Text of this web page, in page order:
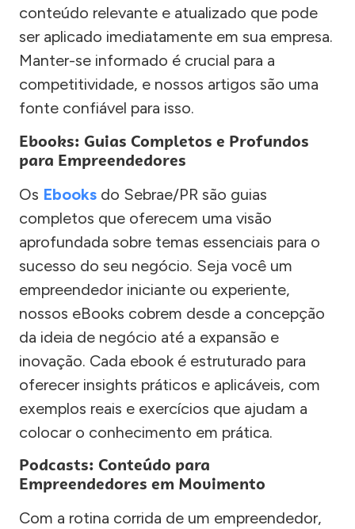
conteúdo relevante e atualizado que pode
ser aplicado imediatamente em sua empresa.
Manter-se informado é crucial para a
competitividade, e nossos artigos são uma
fonte confiável para isso.
Ebooks: Guias Completos e Profundos
para Empreendedores
Os Ebooks do Sebrae/PR são guias
completos que oferecem uma visão
aprofundada sobre temas essenciais para o
sucesso do seu negócio. Seja você um
empreendedor iniciante ou experiente,
nossos eBooks cobrem desde a concepção
da ideia de negócio até a expansão e
inovação. Cada ebook é estruturado para
oferecer insights práticos e aplicáveis, com
exemplos reais e exercícios que ajudam a
colocar o conhecimento em prática.
Podcasts: Conteúdo para
Empreendedores em Movimento
Com a rotina corrida de um empreendedor,